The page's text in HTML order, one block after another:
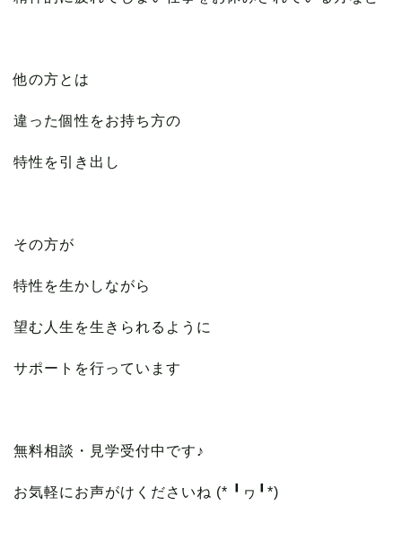
他の方とは
違った個性をお持ち方の
特性を引き出し
その方が
特性を生かしながら
望む人生を生きられるように
サポートを行っています
無料相談・見学受付中です♪
お気軽にお声がけくださいね (* ╹ヮ╹*)